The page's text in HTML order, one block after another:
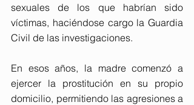
sexuales de los que habrían sido
víctimas, haciéndose cargo la Guardia
Civil de las investigaciones.
En esos años, la madre comenzó a
ejercer la prostitución en su propio
domicilio, permitiendo las agresiones a